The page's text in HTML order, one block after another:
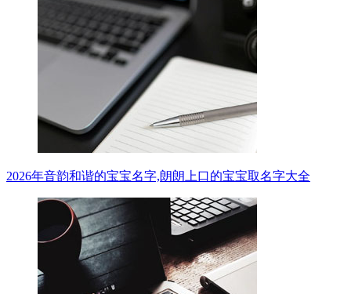
2026年音韵和谐的宝宝名字,朗朗上口的宝宝取名字大全